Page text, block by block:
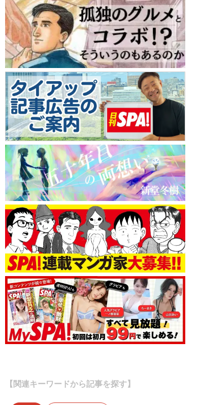
【関連キーワードから記事を探す】